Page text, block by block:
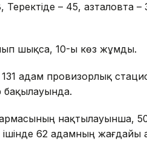
– 45, Қазталовта
шықса, 10-ы көз жұмды.
131 адам провизорлық
бақылауында.
нақтылауынша,
62 адамның